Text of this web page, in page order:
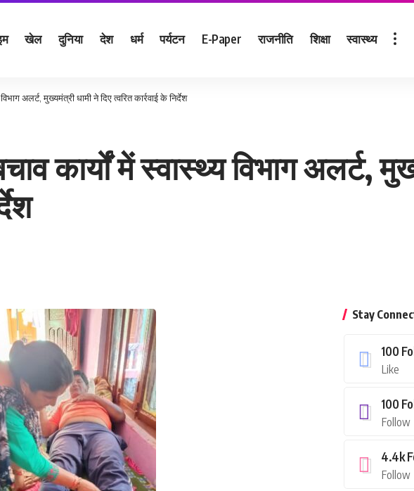
खेल दुनिया देश धर्म पर्यटन E-Paper राजनीति शिक्षा स्वास्थ्य
अलर्ट, मुख्यमंत्री धामी ने दिए त्वरित कार्रवाई के निर्देश
कार्यों में स्वास्थ्य विभाग अलर्ट,
Stay
100
Like
100
Follow
4.4k
Follow